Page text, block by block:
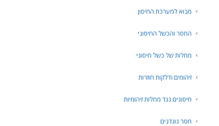
מבוא למערכת החיסון
החסר והכשל החיסוני
מחלות של כשל חיסוני
זיהומים ודלקות חוזרות
חיסונים נגד מחלות זיהומיות
חסר נוגדנים